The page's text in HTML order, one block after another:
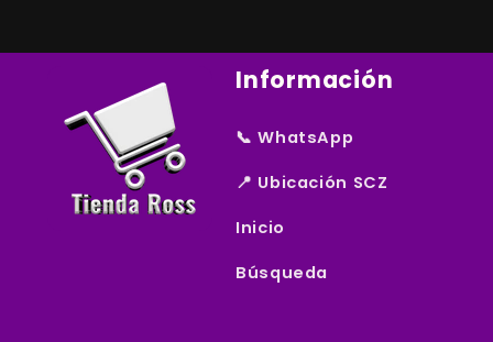
Información
📞 WhatsApp
📍 Ubicación SCZ
Inicio
Búsqueda